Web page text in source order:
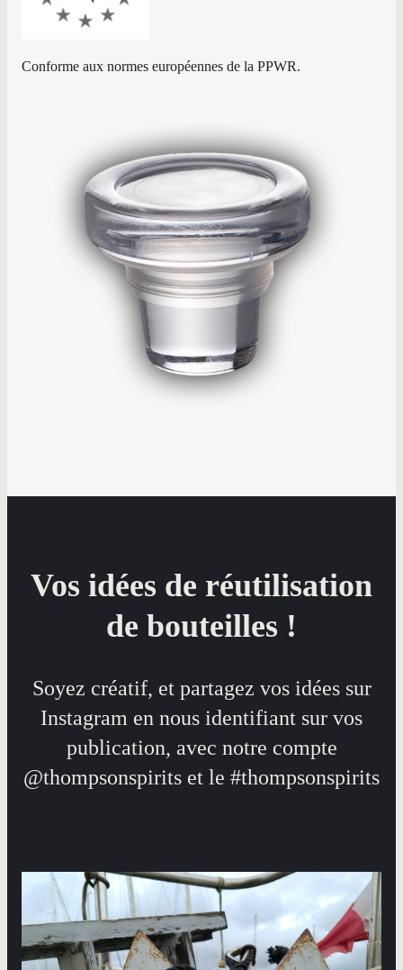
Conforme aux normes européennes de la PPWR.
Vos idées de réutilisation
de bouteilles !
Soyez créatif, et partagez vos idées sur
Instagram en nous identifiant sur vos
publication, avec notre compte
@thompsonspirits et le #thompsonspirits